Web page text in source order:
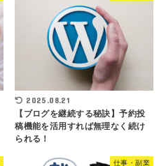
2025.08.21
【ブログを継続する秘訣】予約投
稿機能を活用すれば無理なく続け
られる！
仕事・副業